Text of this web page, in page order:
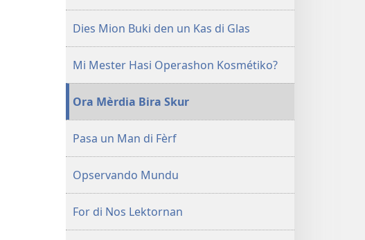
Dies Mion Buki den un Kas di Glas
Mi Mester Hasi Operashon Kosmétiko?
Ora Mèrdia Bira Skur
Pasa un Man di Fèrf
Opservando Mundu
For di Nos Lektornan